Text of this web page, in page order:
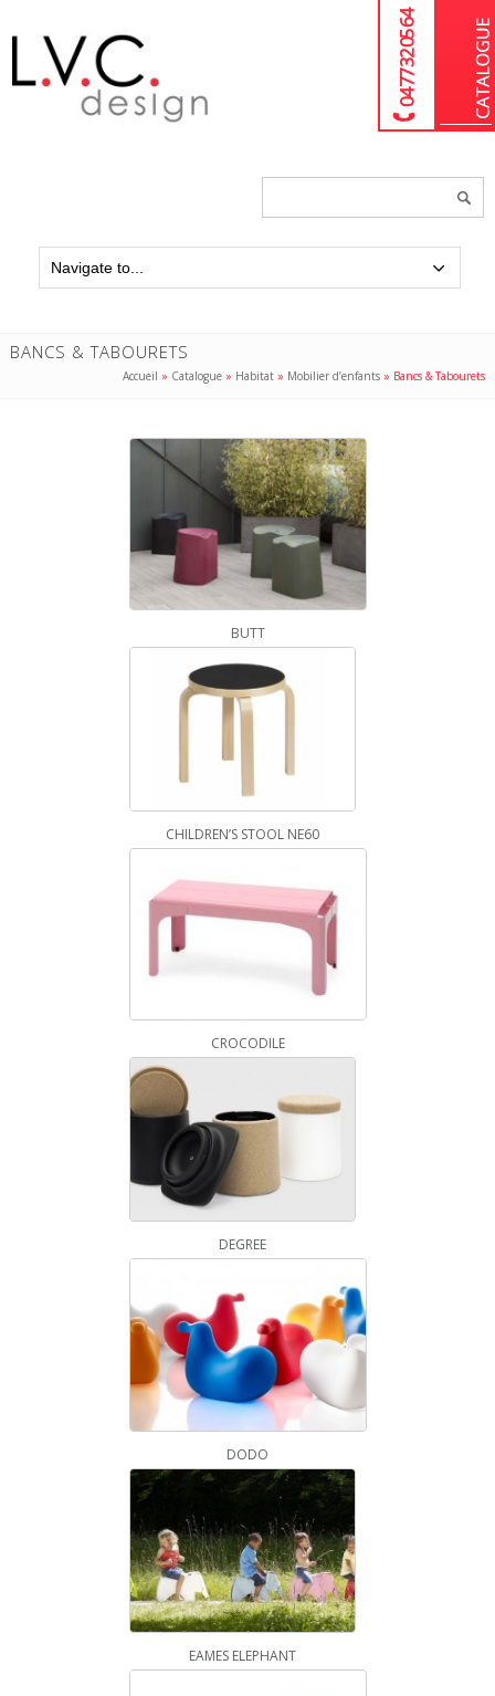
04 77 32 05 64
BANCS & TABOURETS
Accueil » Catalogue » Habitat » Mobilier d’enfants » Bancs & Tabourets
BUTT
CHILDREN’S STOOL NE60
CROCODILE
DEGREE
DODO
EAMES ELEPHANT